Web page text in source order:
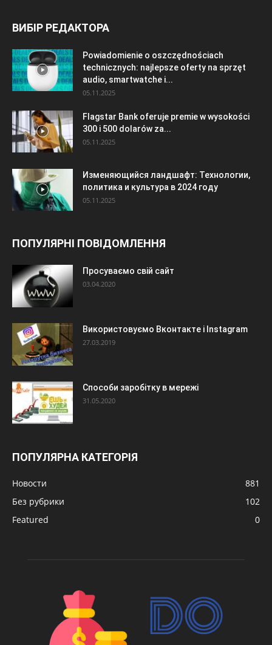
ВИБІР РЕДАКТОРА
Powiadomienie o oszczędnościach
technicznych: najlepsze oferty na sprzęt
audio, smartwatche i...
05.11.2025
Flagstar Bank oferuje premie w wysokości
300 i 500 dolarów za...
05.11.2025
Изменяющийся ландшафт: Технологии,
политика и культура в 2024 году
05.11.2025
ПОПУЛЯРНІ ПОВІДОМЛЕННЯ
Просуваємо свій сайт
03.04.2020
Використовуємо Вконтакте і Instagram
27.03.2019
Способи заробітку в мережі
31.05.2020
ПОПУЛЯРНА КАТЕГОРІЯ
Новости
881
Без рубрики
102
Featured
0